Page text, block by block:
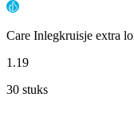
Care Inlegkruisje extra
1 .19
30 stuks